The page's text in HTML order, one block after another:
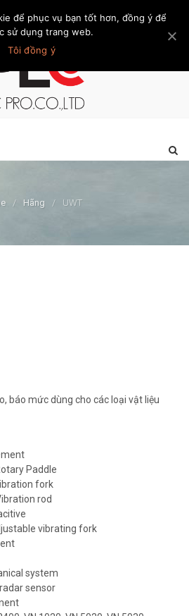
Khách hàng Liên hệ Thành viên
/ Hãng / UWT
báo mức dùng cho các loại vật liệu
Paddle
fork
rod
vibrating fork
system
sensor
để phục vụ bạn tốt hơn, đồng ý để
sử dụng trang web.
Tôi đồng ý